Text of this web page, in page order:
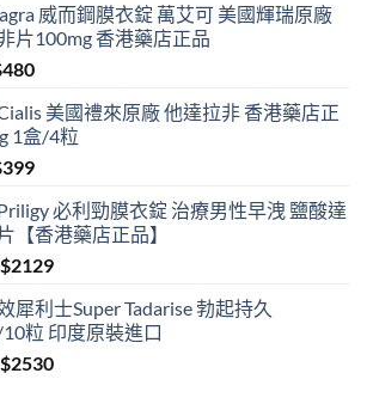
威而鋼膜衣錠 萬艾可 美國輝瑞原廠
片100mg 香港藥店正品
480Current
is:
$480.
美國禮來原廠 他達拉非 香港藥店正
1盒/4粒
399Current
is:
$399.
必利勁膜衣錠 治療男性早洩 鹽酸達
【香港藥店正品】
$2129Price
$829
through
$2129
犀利士Super Tadarise 勃起持久
粒 印度原裝進口
$2530Price